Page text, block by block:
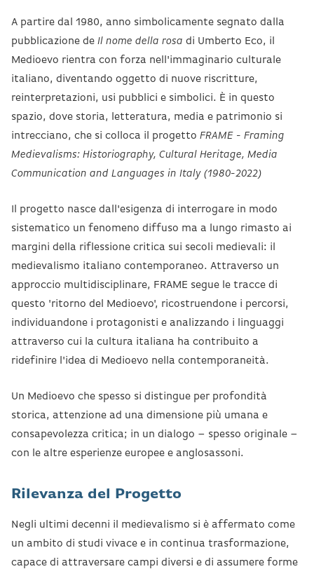
A partire dal 1980, anno simbolicamente segnato dalla
pubblicazione de Il nome della rosa di Umberto Eco, il
Medioevo rientra con forza nell'immaginario culturale
italiano, diventando oggetto di nuove riscritture,
reinterpretazioni, usi pubblici e simbolici. È in questo
spazio, dove storia, letteratura, media e patrimonio si
intrecciano, che si colloca il progetto FRAME - Framing
Medievalisms: Historiography, Cultural Heritage, Media
Communication and Languages in Italy (1980-2022)
Il progetto nasce dall'esigenza di interrogare in modo
sistematico un fenomeno diffuso ma a lungo rimasto ai
margini della riflessione critica sui secoli medievali: il
medievalismo italiano contemporaneo. Attraverso un
approccio multidisciplinare, FRAME segue le tracce di
questo 'ritorno del Medioevo', ricostruendone i percorsi,
individuandone i protagonisti e analizzando i linguaggi
attraverso cui la cultura italiana ha contribuito a
ridefinire l'idea di Medioevo nella contemporaneità.
Un Medioevo che spesso si distingue per profondità
storica, attenzione ad una dimensione più umana e
consapevolezza critica; in un dialogo – spesso originale –
con le altre esperienze europee e anglosassoni.
Rilevanza del Progetto
Negli ultimi decenni il medievalismo si è affermato come
un ambito di studi vivace e in continua trasformazione,
capace di attraversare campi diversi e di assumere forme